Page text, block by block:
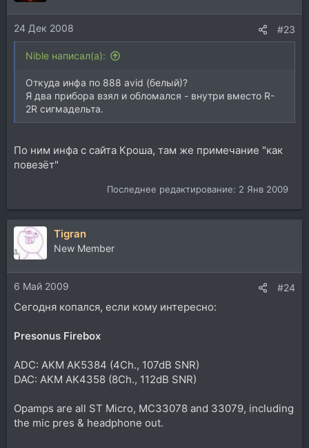
24 Дек 2008 #23
Nible написал(а):
Откуда инфа по 888 avid (белый)?
Я два прибора взял и обломался - внутри вместо R-
2R сигмадельта.
По ним инфа с сайта Кроша, там же примечание "как
повезёт"
Последнее редактирование: 2 Янв 2009
Tigran
New Member
6 Май 2009 #24
Сегодня копался, если кому интересно:
Presonus Firebox
ADC: AKM AK5384 (4Ch., 107dB SNR)
DAC: AKM AK4358 (8Ch., 112dB SNR)
Opamps are all ST Micro, MC33078 and 33079, including
the mic pres & headphone out.